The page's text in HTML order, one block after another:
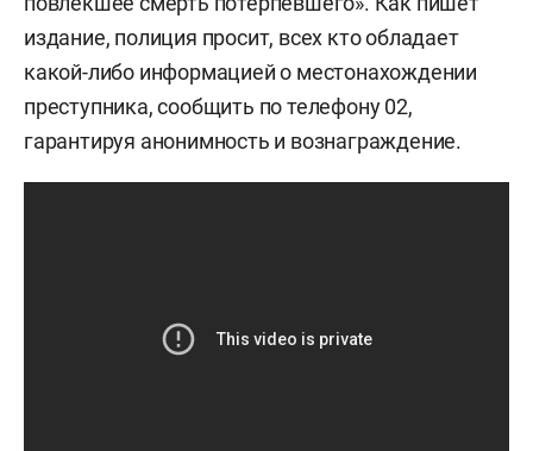
издание, полиция просит, всех кто обладает
какой-либо информацией о местонахождении
преступника, сообщить по телефону 02,
гарантируя анонимность и вознаграждение.